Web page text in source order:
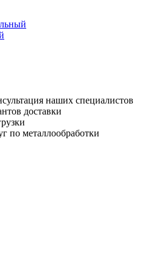
наших специалистов
доставки
по металлообработки